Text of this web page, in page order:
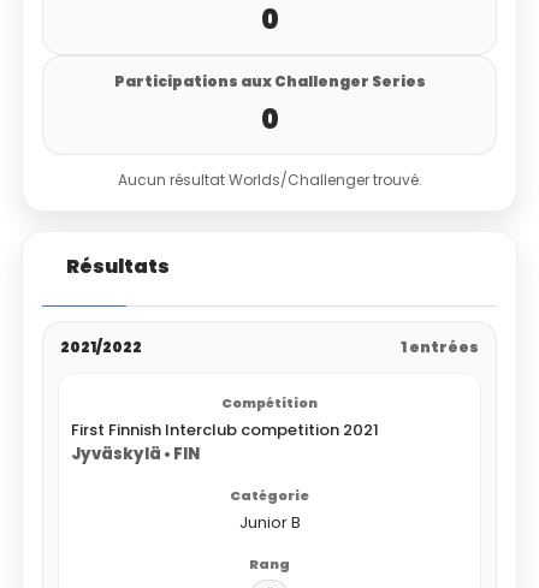
0
Participations aux Challenger Series
0
Aucun résultat Worlds/Challenger trouvé.
Résultats
2021/2022 1 entrées
First Finnish Interclub competition 2021
Jyväskylä • FIN
Junior B